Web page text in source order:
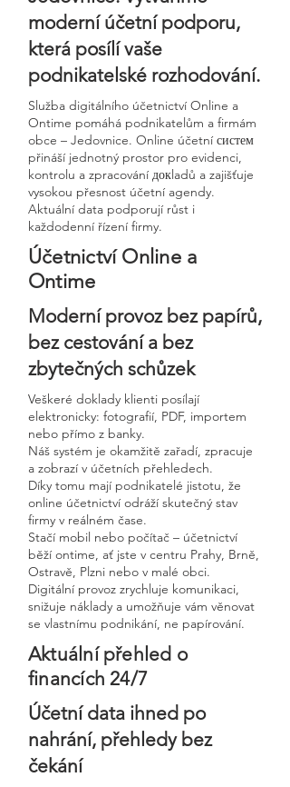
moderní účetní podporu,
která posílí vaše
podnikatelské rozhodování.
Služba digitálního účetnictví Online a
Ontime pomáhá podnikatelům a firmám
obce – Jedovnice. Online účetní систем
přináší jednotný prostor pro evidenci,
kontrolu a zpracování докladů a zajišťuje
vysokou přesnost účetní agendy.
Aktuální data podporují růst i
každodenní řízení firmy.
Účetnictví Online a
Ontime
Moderní provoz bez papírů,
bez cestování a bez
zbytečných schůzek
Veškeré doklady klienti posílají
elektronicky: fotografií, PDF, importem
nebo přímo z banky.
Náš systém je okamžitě zařadí, zpracuje
a zobrazí v účetních přehledech.
Díky tomu mají podnikatelé jistotu, že
online účetnictví odráží skutečný stav
firmy v reálném čase.
Stačí mobil nebo počítač – účetnictví
běží ontime, ať jste v centru Prahy, Brně,
Ostravě, Plzni nebo v malé obci.
Digitální provoz zrychluje komunikaci,
snižuje náklady a umožňuje vám věnovat
se vlastnímu podnikání, ne papírování.
Aktuální přehled o
financích 24/7
Účetní data ihned po
nahrání, přehledy bez
čekání